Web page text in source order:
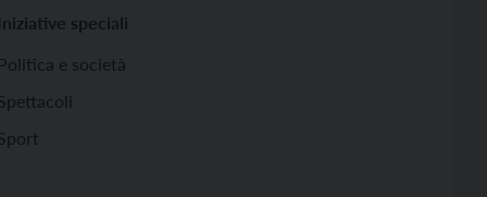
Iniziative speciali
Politica e società